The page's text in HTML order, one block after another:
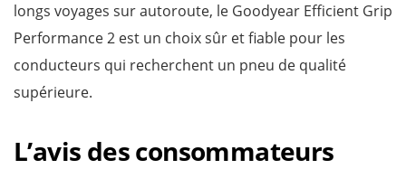
longs voyages sur autoroute, le Goodyear Efficient Grip
Performance 2 est un choix sûr et fiable pour les
conducteurs qui recherchent un pneu de qualité
supérieure.
L’avis des consommateurs